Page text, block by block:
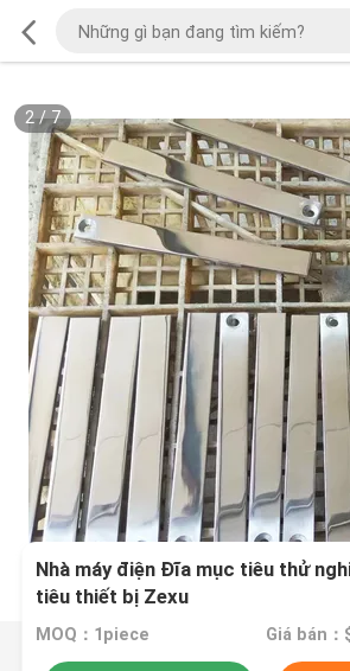
2/7
Nhà máy điện Đĩa mục tiêu thử
tiêu thiết bị Zexu
MOQ：1piece